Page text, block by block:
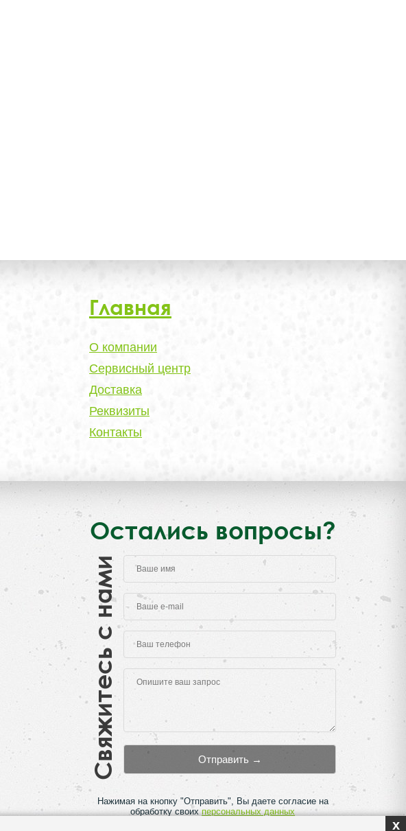
Главная
О компании
Сервисный центр
Доставка
Реквизиты
Контакты
Остались вопросы?
Свяжитесь с нами
Нажимая на кнопку "Отправить", Вы даете согласие на
обработку своихперсональных данных
x